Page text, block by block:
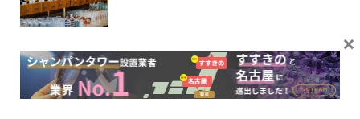
事前準備が成功の鍵！スナックの面接をク
リアするテク...
2021.11.01
×